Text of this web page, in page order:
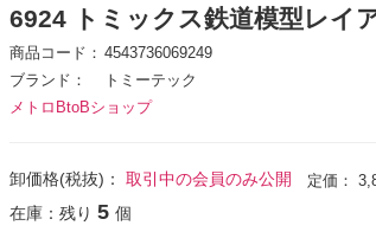
6924 トミックス鉄道模型レイ
商品コード
4543736069249
ブランド
トミーテック
メトロBtoBショップ
卸価格(税抜)： 取引中の会員のみ公開 定価：
在庫：残り 5 個